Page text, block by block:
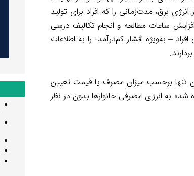
برق، مدت‌زمانی را که افراد برای تولید
ساعات مطالعه و انجام تکالیف درسی
– به‌ویژه اقشار کم‌درآمد- را به اطلاعات
تنها برحسب میزان مصرف یا قیمت تعیین
شده به انرژی مصرفی خانوارها بدون در نظر